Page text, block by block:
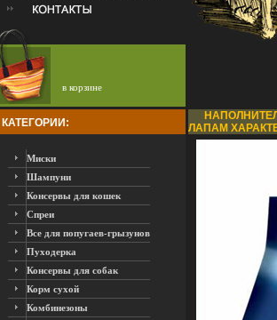
в корзине
КАТЕГОРИИ:
Миски
Шампуни
Консервы для кошек
Спреи
Все для попугаев-грызунов
Пуходерка
Консервы для собак
Корм сухой
Комбинезоны
ЛАПАМ